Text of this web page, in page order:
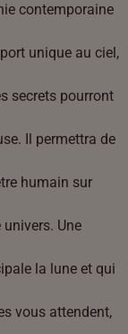
contemporaine
unique au ciel,
secrets pourront
Il permettra de
humain sur
Une
la lune et qui
vous attendent,